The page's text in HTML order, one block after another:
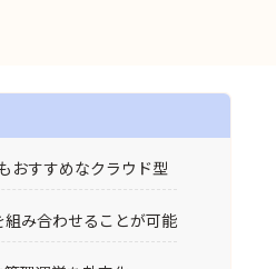
おすすめなクラウド型
み合わせることが可能